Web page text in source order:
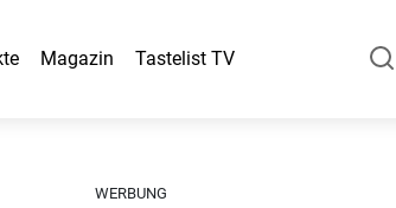
Magazin Tastelist TV
WERBUNG